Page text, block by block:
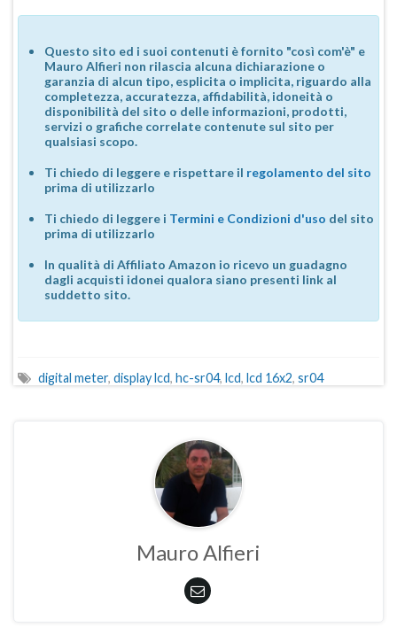
Questo sito ed i suoi contenuti è fornito "così com'è" e
Mauro Alfieri non rilascia alcuna dichiarazione o
garanzia di alcun tipo, esplicita o implicita, riguardo alla
completezza, accuratezza, affidabilità, idoneità o
disponibilità del sito o delle informazioni, prodotti,
servizi o grafiche correlate contenute sul sito per
qualsiasi scopo.
Ti chiedo di leggere e rispettare il regolamento del sito
prima di utilizzarlo
Ti chiedo di leggere i Termini e Condizioni d'uso del sito
prima di utilizzarlo
In qualità di Affiliato Amazon io ricevo un guadagno
dagli acquisti idonei qualora siano presenti link al
suddetto sito.
digital meter, display lcd, hc-sr04, lcd, lcd 16x2, sr04
Mauro Alfieri